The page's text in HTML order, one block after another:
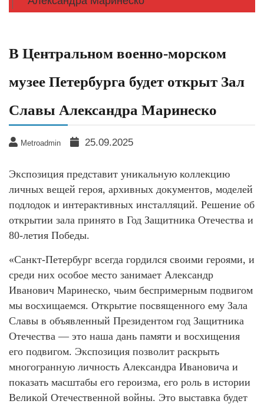
В Центральном военно-морском
музее Петербурга будет открыт Зал
Славы Александра Маринеско
Metroadmin 25.09.2025
Экспозиция представит уникальную коллекцию
личных вещей героя, архивных документов, моделей
подлодок и интерактивных инсталляций. Решение об
открытии зала принято в Год Защитника Отечества и
80-летия Победы.
«Санкт‑Петербург всегда гордился своими героями, и
среди них особое место занимает Александр
Иванович Маринеско, чьим беспримерным подвигом
мы восхищаемся. Открытие посвященного ему Зала
Славы в объявленный Президентом год Защитника
Отечества — это наша дань памяти и восхищения
его подвигом. Экспозиция позволит раскрыть
многогранную личность Александра Ивановича и
показать масштабы его героизма, его роль в истории
Великой Отечественной войны. Это выставка будет